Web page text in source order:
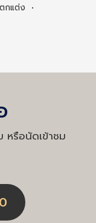
กแต่ง •
หรือนัดเข้าชม